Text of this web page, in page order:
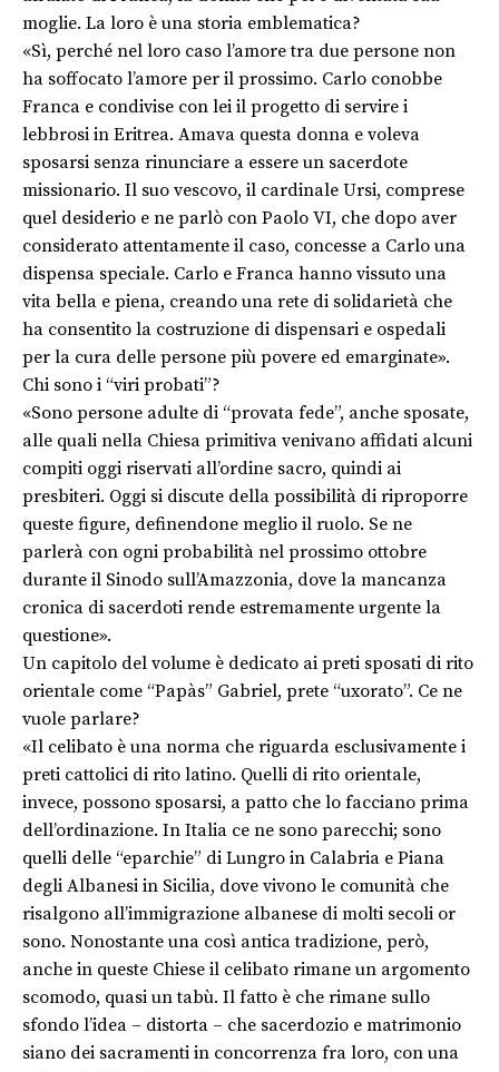
moglie. La loro è una storia emblematica?
«Sì, perché nel loro caso l’amore tra due persone non
ha soffocato l’amore per il prossimo. Carlo conobbe
Franca e condivise con lei il progetto di servire i
lebbrosi in Eritrea. Amava questa donna e voleva
sposarsi senza rinunciare a essere un sacerdote
missionario. Il suo vescovo, il cardinale Ursi, comprese
quel desiderio e ne parlò con Paolo VI, che dopo aver
considerato attentamente il caso, concesse a Carlo una
dispensa speciale. Carlo e Franca hanno vissuto una
vita bella e piena, creando una rete di solidarietà che
ha consentito la costruzione di dispensari e ospedali
per la cura delle persone più povere ed emarginate».
Chi sono i “viri probati”?
«Sono persone adulte di “provata fede”, anche sposate,
alle quali nella Chiesa primitiva venivano affidati alcuni
compiti oggi riservati all’ordine sacro, quindi ai
presbiteri. Oggi si discute della possibilità di riproporre
queste figure, definendone meglio il ruolo. Se ne
parlerà con ogni probabilità nel prossimo ottobre
durante il Sinodo sull’Amazzonia, dove la mancanza
cronica di sacerdoti rende estremamente urgente la
questione».
Un capitolo del volume è dedicato ai preti sposati di rito
orientale come “Papàs” Gabriel, prete “uxorato”. Ce ne
vuole parlare?
«Il celibato è una norma che riguarda esclusivamente i
preti cattolici di rito latino. Quelli di rito orientale,
invece, possono sposarsi, a patto che lo facciano prima
dell’ordinazione. In Italia ce ne sono parecchi; sono
quelli delle “eparchie” di Lungro in Calabria e Piana
degli Albanesi in Sicilia, dove vivono le comunità che
risalgono all’immigrazione albanese di molti secoli or
sono. Nonostante una così antica tradizione, però,
anche in queste Chiese il celibato rimane un argomento
scomodo, quasi un tabù. Il fatto è che rimane sullo
sfondo l’idea – distorta – che sacerdozio e matrimonio
siano dei sacramenti in concorrenza fra loro, con una